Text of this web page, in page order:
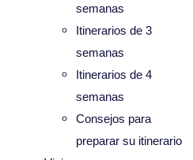
semanas
Itinerarios de 3
semanas
Itinerarios de 4
semanas
Consejos para
preparar su itinerario